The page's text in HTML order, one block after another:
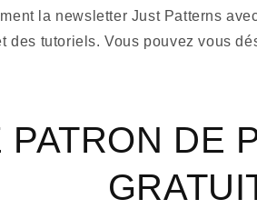
la newsletter Just Patterns
des tutoriels. Vous pouvez vous
DE